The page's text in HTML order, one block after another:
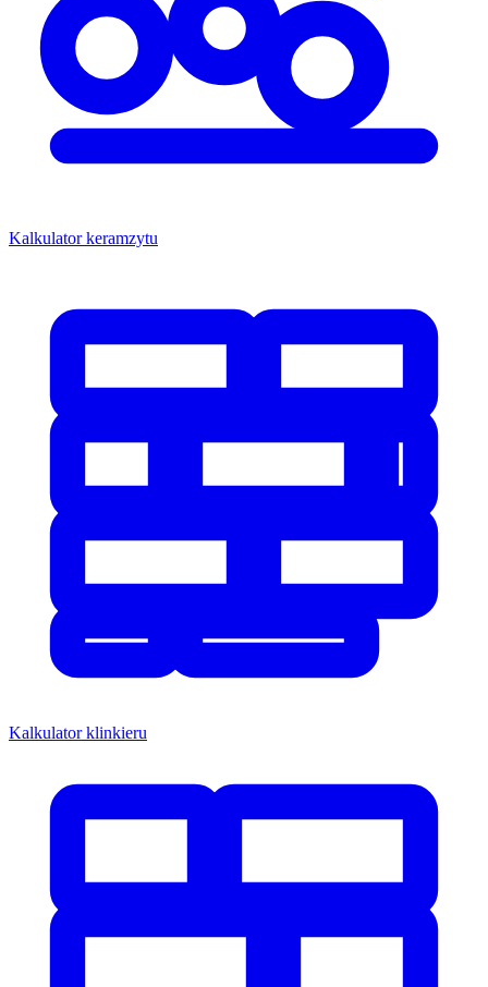
Kalkulator keramzytu
Kalkulator klinkieru